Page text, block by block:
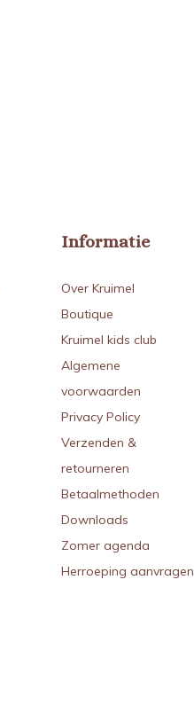
Informatie
Over Kruimel
Boutique
Kruimel kids club
Algemene
voorwaarden
Privacy Policy
Verzenden &
retourneren
Betaalmethoden
Downloads
Zomer agenda
Herroeping aanvragen